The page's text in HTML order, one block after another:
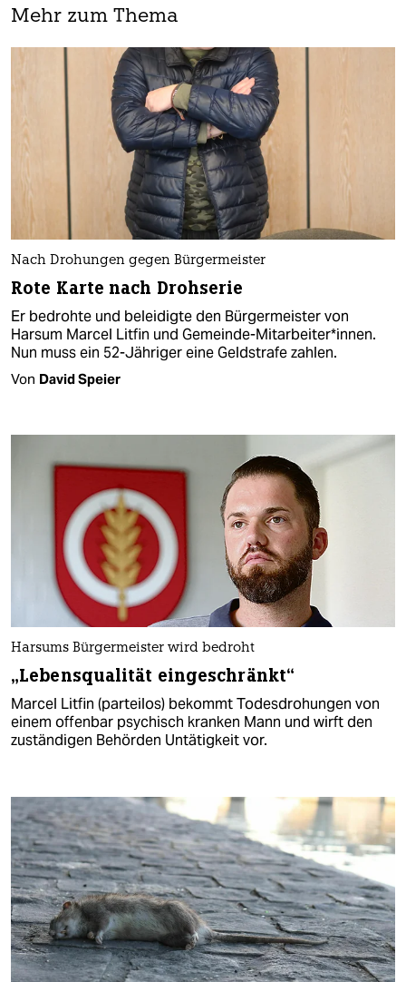
Mehr zum Thema
Nach Drohungen gegen Bürgermeister
Rote Karte nach Drohserie
Er bedrohte und beleidigte den Bürgermeister von
Harsum Marcel Litfin und Gemeinde-Mitarbeiter*innen.
Nun muss ein 52-Jähriger eine Geldstrafe zahlen.
Von David Speier
Harsums Bürgermeister wird bedroht
„Lebensqualität eingeschränkt“
Marcel Litfin (parteilos) bekommt Todesdrohungen von
einem offenbar psychisch kranken Mann und wirft den
zuständigen Behörden Untätigkeit vor.